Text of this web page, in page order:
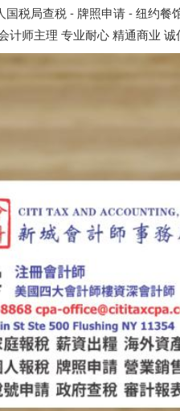
税局查税 - 牌照申请 - 纽约
计师主理 专业耐心 精通商业 诚